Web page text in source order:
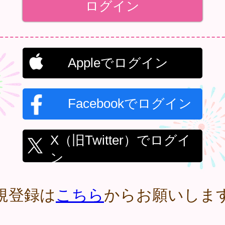
Appleでログイン
Facebookでログイン
X（旧Twitter）でログイ
ン
登録はこちらからお願いしま